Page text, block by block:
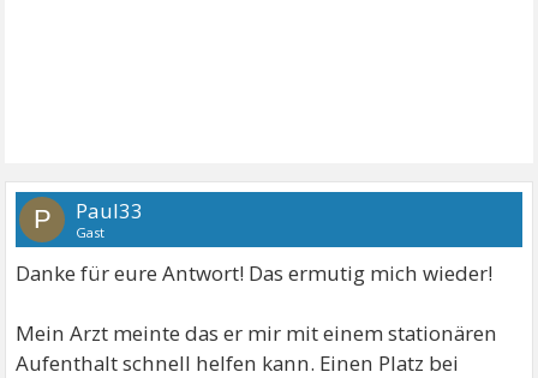
P Paul33
Gast
Danke für eure Antwort! Das ermutig mich wieder!
Mein Arzt meinte das er mir mit einem stationären
Aufenthalt schnell helfen kann. Einen Platz bei